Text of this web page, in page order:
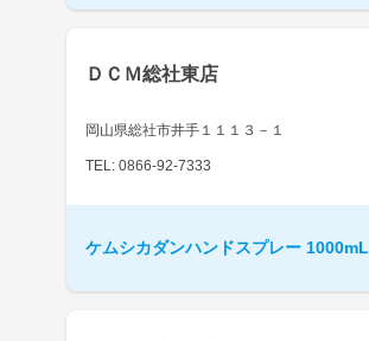
ＤＣＭ総社東店
岡山県総社市井手１１１３－１
TEL: 0866-92-7333
ケムシカダンハンドスプレー 1000mL